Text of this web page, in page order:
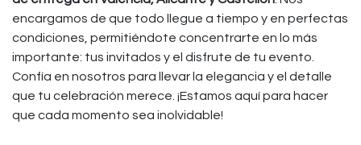
encargamos de que todo llegue a tiempo y en perfectas
condiciones, permitiéndote concentrarte en lo más
importante: tus invitados y el disfrute de tu evento.
Confía en nosotros para llevar la elegancia y el detalle
que tu celebración merece. ¡Estamos aquí para hacer
que cada momento sea inolvidable!